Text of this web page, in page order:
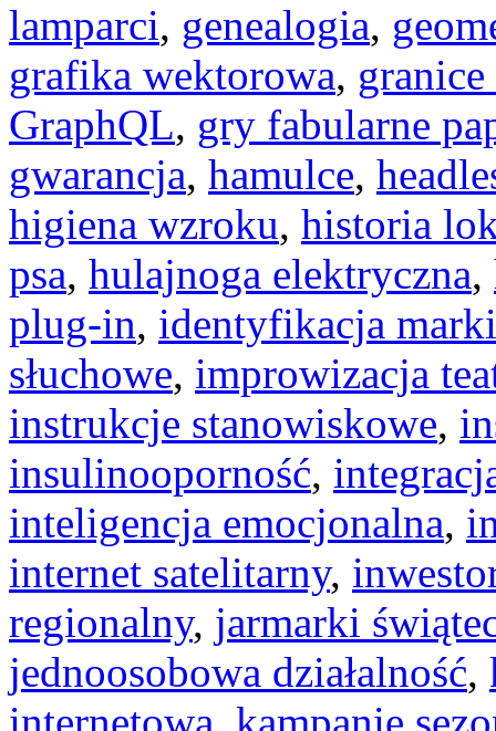
lamparci, genealogia,
grafika wektorowa,
GraphQL, gry fabularne
gwarancja, hamulce,
higiena wzroku, historia
psa, hulajnoga elektryczna,
plug-in, identyfikacja marki
słuchowe, improwizacja
instrukcje stanowiskowe,
insulinooporność,
inteligencja emocjonalna,
internet satelitarny,
regionalny, jarmarki
jednoosobowa działalność,
internetowa kampanie